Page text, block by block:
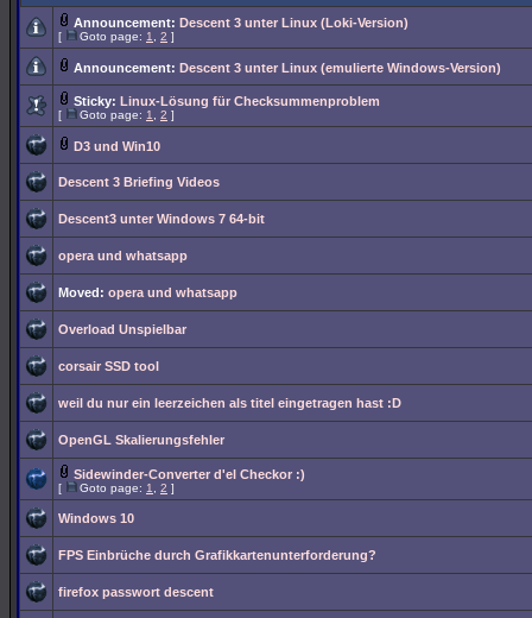
Announcement: Descent 3 unter Linux (Loki-Version)
[ Goto page: 1 2 ]
Announcement: Descent 3 unter Linux (emulierte Windows-Version)
Sticky: Linux-Lösung für Checksummenproblem
[ Goto page: 1 2 ]
D3 und Win10
Descent 3 Briefing Videos
Descent3 unter Windows 7 64-bit
opera und whatsapp
Moved: opera und whatsapp
Overload Unspielbar
corsair SSD tool
weil du nur ein leerzeichen als titel eingetragen hast :D
OpenGL Skalierungsfehler
Sidewinder-Converter d'el Checkor :)
[ Goto page: 1 2 ]
Windows 10
FPS Einbrüche durch Grafikkartenunterforderung?
firefox passwort descent